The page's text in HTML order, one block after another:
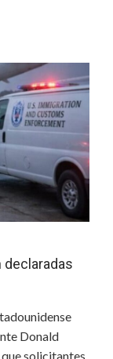
Donald
solicitantes